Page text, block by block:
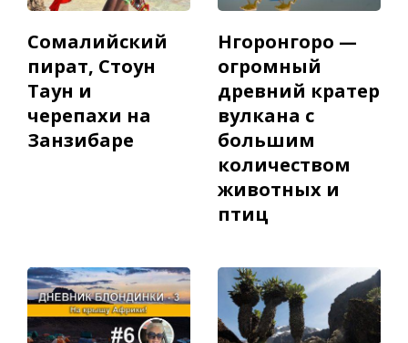
Сомалийский
пират, Стоун
Таун и
черепахи на
Занзибаре
Нгоронгоро —
огромный
древний кратер
вулкана с
большим
количеством
животных и
птиц